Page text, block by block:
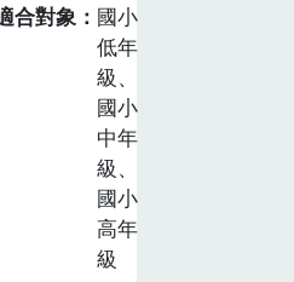
程。
合對象
國小
低年
級、
國小
中年
級、
國小
高年
級